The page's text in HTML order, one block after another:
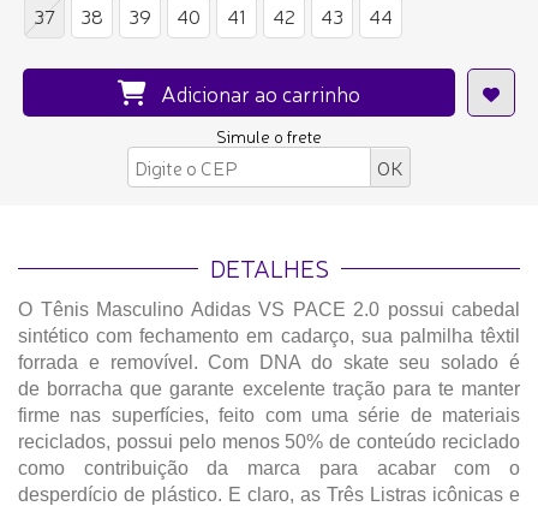
37
38 39 40 41 42 43 44
Adicionar ao carrinho
Simule o frete
DETALHES
O Tênis Masculino Adidas VS PACE 2.0 possui cabedal
sintético com fechamento em cadarço, sua palmilha têxtil
forrada e removível. Com DNA do skate seu solado é
de borracha que garante excelente tração para te manter
firme nas superfícies, feito com uma série de materiais
reciclados, possui pelo menos 50% de conteúdo reciclado
como contribuição da marca para acabar com o
desperdício de plástico. E claro, as Três Listras icônicas e